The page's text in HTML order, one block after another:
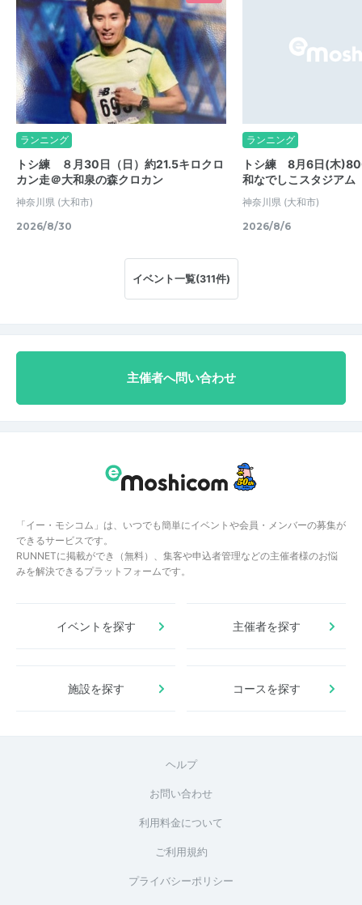
ランニング
トシ練 ８月30日（日）約21.5キロクロ
カン走＠大和泉の森クロカン
神奈川県 (大和市)
2026/8/30
ランニング
トシ練 8月6日(木
和なでしこスタジアム
神奈川県 (大和市)
2026/8/6
イベント一覧(311件)
主催者へ問い合わせ
「イー・モシコム」は、いつでも簡単にイベントや会員・メンバーの募集が
できるサービスです。
RUNNETに掲載ができ（無料）、集客や申込者管理などの主催者様のお悩
みを解決できるプラットフォームです。
イベントを探す 主催者を探す
施設を探す コースを探す
ヘルプ
お問い合わせ
利用料金について
ご利用規約
プライバシーポリシー